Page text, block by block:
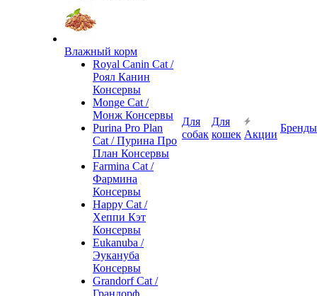
Влажный корм
Royal Canin Cat /
Роял Канин
Консервы
Monge Cat /
Монж Консервы
Purina Pro Plan
Cat / Пурина Про
План Консервы
Farmina Cat /
Фармина
Консервы
Happy Cat /
Хеппи Кэт
Консервы
Eukanuba /
Эукануба
Консервы
Grandorf Cat /
Грандорф
Для
собак
Для
кошек Акции
Бренды